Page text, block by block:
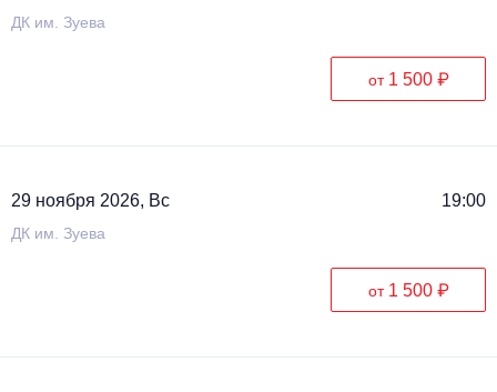
ДК им. Зуева
от 1 500 ₽
29 ноября 2026, Вс 19:00
ДК им. Зуева
от 1 500 ₽